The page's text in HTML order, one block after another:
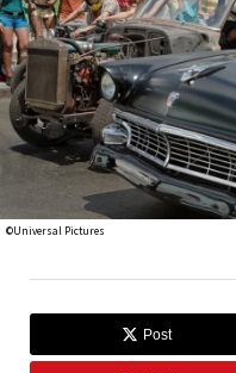
©Universal Pictures
Post